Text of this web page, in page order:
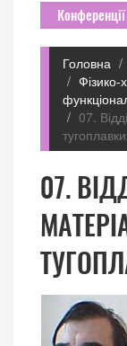
Конференції
Головна
Фізико-
07.
07.